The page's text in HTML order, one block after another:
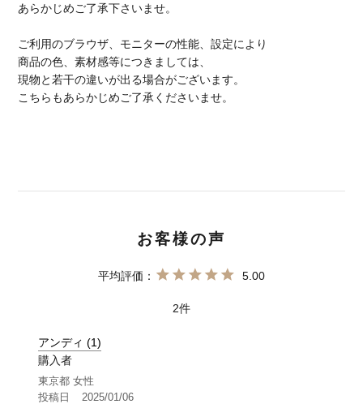
あらかじめご了承下さいませ。
ご利用のブラウザ、モニターの性能、設定により
商品の色、素材感等につきましては、
現物と若干の違いが出る場合がございます。
こちらもあらかじめご了承くださいませ。
5.00
2
アンディ
1
購入者
東京都 女性
投稿日
2025/01/06